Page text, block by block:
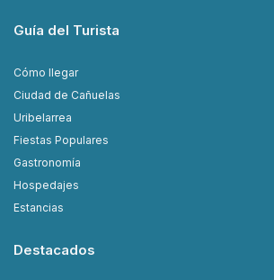
Guía del Turista
Cómo llegar
Ciudad de Cañuelas
Uribelarrea
Fiestas Populares
Gastronomía
Hospedajes
Estancias
Destacados